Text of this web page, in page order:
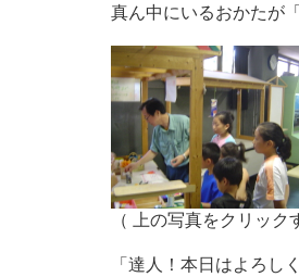
真ん中にいるおかたが
（ 上の写真をクリック
「達人！本日はよろし